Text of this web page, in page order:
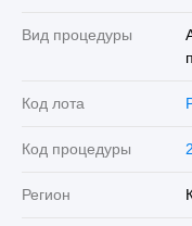
Вид процедуры
Код лота
Код процедуры
Регион